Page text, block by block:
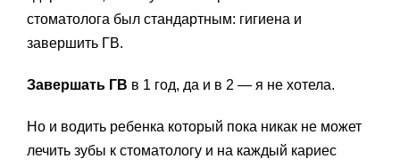
стоматолога был стандартным: гигиена и
завершить ГВ.
Завершать ГВ в 1 год, да и в 2 — я не хотела.
Но и водить ребенка который пока никак не может
лечить зубы к стоматологу и на каждый кариес